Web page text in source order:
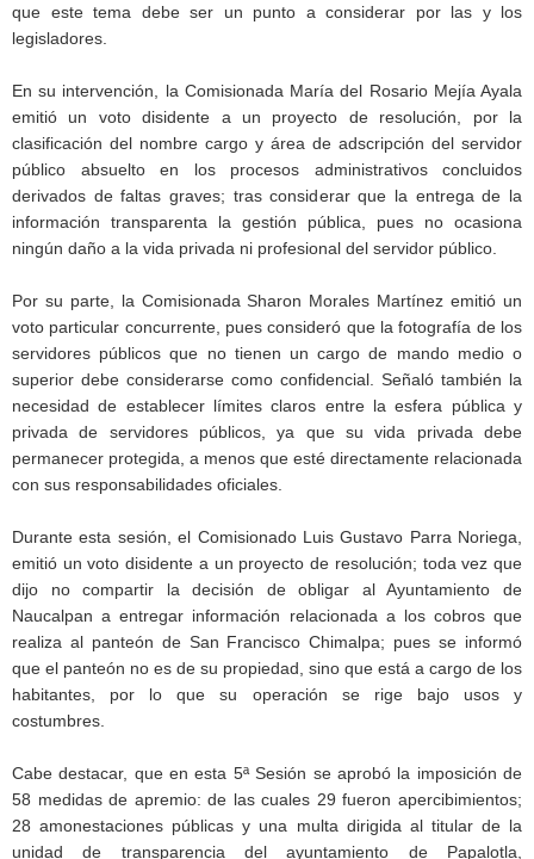
que este tema debe ser un punto a considerar por las y los
legisladores.
En su intervención, la Comisionada María del Rosario Mejía Ayala
emitió un voto disidente a un proyecto de resolución, por la
clasificación del nombre cargo y área de adscripción del servidor
público absuelto en los procesos administrativos concluidos
derivados de faltas graves; tras considerar que la entrega de la
información transparenta la gestión pública, pues no ocasiona
ningún daño a la vida privada ni profesional del servidor público.
Por su parte, la Comisionada Sharon Morales Martínez emitió un
voto particular concurrente, pues consideró que la fotografía de los
servidores públicos que no tienen un cargo de mando medio o
superior debe considerarse como confidencial. Señaló también la
necesidad de establecer límites claros entre la esfera pública y
privada de servidores públicos, ya que su vida privada debe
permanecer protegida, a menos que esté directamente relacionada
con sus responsabilidades oficiales.
Durante esta sesión, el Comisionado Luis Gustavo Parra Noriega,
emitió un voto disidente a un proyecto de resolución; toda vez que
dijo no compartir la decisión de obligar al Ayuntamiento de
Naucalpan a entregar información relacionada a los cobros que
realiza al panteón de San Francisco Chimalpa; pues se informó
que el panteón no es de su propiedad, sino que está a cargo de los
habitantes, por lo que su operación se rige bajo usos y
costumbres.
Cabe destacar, que en esta 5ª Sesión se aprobó la imposición de
58 medidas de apremio: de las cuales 29 fueron apercibimientos;
28 amonestaciones públicas y una multa dirigida al titular de la
unidad de transparencia del ayuntamiento de Papalotla,